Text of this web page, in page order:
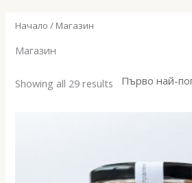
Начало / Магазин
Магазин
Showing all 29 results Sorted